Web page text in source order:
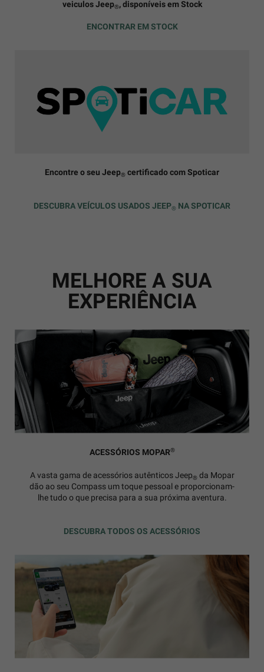
veiculos Jeep®, disponíveis em Stock
ENCONTRAR EM STOCK
Encontre o seu Jeep® certificado com Spoticar
DESCUBRA VEÍCULOS USADOS JEEP® NA SPOTICAR
MELHORE A SUA
EXPERIÊNCIA
ACESSÓRIOS MOPAR®
A vasta gama de acessórios autênticos Jeep®da Mopar
dão ao seu Compass um toque pessoal e proporcionam-
lhe tudo o que precisa para a sua próxima aventura.
DESCUBRA TODOS OS ACESSÓRIOS